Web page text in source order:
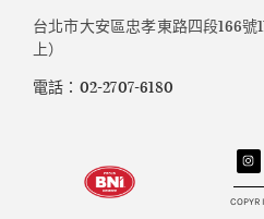
台北市大安區忠孝東路四段166號
上）
電話：02-2707-6180